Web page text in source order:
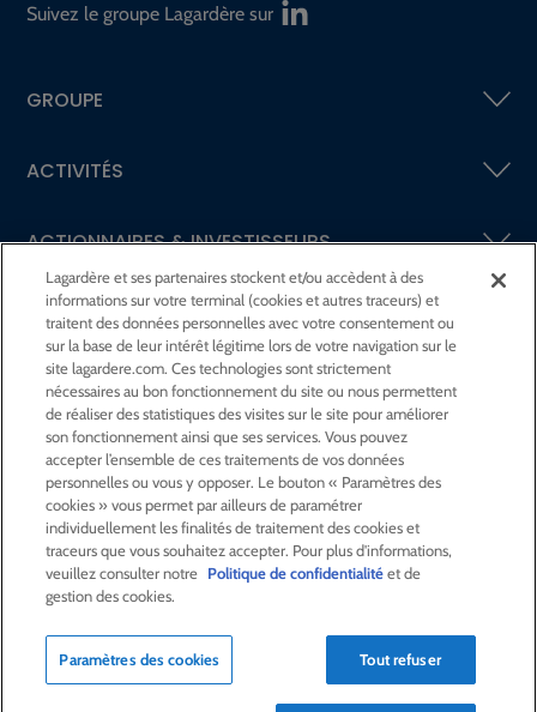
Suivez le groupe Lagardère sur
GROUPE
ACTIVITÉS
ACTIONNAIRES &INVESTISSEURS
LA RSECHEZ LAGARDÈRE
LA FONDATIONJEAN‑LUC LAGARDÈRE
CENTRE PRESSE
NOUS REJOINDRE
Flux RSS
Nous contacter
Mentions légales
Lagardère et ses partenaires stockent et/ou accèdent à des
informations sur votre terminal (cookies et autres traceurs) et
traitent des données personnelles avec votre consentement ou
sur la base de leur intérêt légitime lors de votre navigation sur le
site lagardere.com. Ces technologies sont strictement
nécessaires au bon fonctionnement du site ou nous permettent
de réaliser des statistiques des visites sur le site pour améliorer
son fonctionnement ainsi que ses services. Vous pouvez
accepter l’ensemble de ces traitements de vos données
personnelles ou vous y opposer. Le bouton « Paramètres des
cookies » vous permet par ailleurs de paramétrer
individuellement les finalités de traitement des cookies et
traceurs que vous souhaitez accepter. Pour plus d'informations,
veuillez consulter notre Politique de confidentialitéet de
gestion des cookies.
Paramètres des cookies Tout refuser